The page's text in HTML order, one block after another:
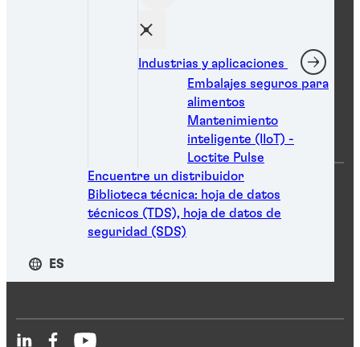
Industrias y aplicaciones
Embalajes seguros para
alimentos
Mantenimiento
inteligente (IIoT) -
Loctite Pulse
Encuentre un distribuidor
Biblioteca técnica: hoja de datos
técnicos (TDS), hoja de datos de
seguridad (SDS)
ES
Encuentre un distribuidor
Búsqueda de producto
Biblioteca técnica
Redes sociales